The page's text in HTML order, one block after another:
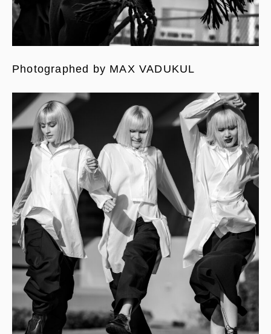
Photographed by MAX VADUKUL